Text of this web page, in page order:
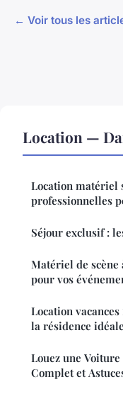
← Voir tous les
Location —
Location matériel
professionnelles
Séjour exclusif :
Matériel de scène
pour vos
Location
la résidence
Louez une
Complet et